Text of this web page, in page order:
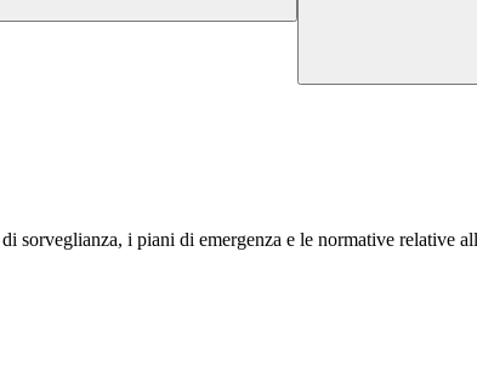
sorveglianza, i piani di emergenza e le normative relative